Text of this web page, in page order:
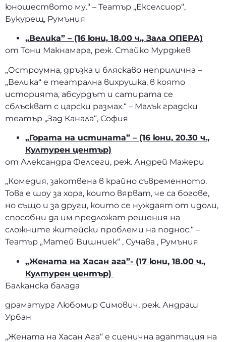
юношеството му.“ – Театър „Екселсиор“,
Букурещ, Румъния
„Велика” – (16 юни, 18.00 ч., Зала ОПЕРА)
от Тони Макнамара, реж. Стайко Мурджев
„Остроумна, дръзка и бляскаво неприлична –
„Велика“ е театрална вихрушка, в която
историята, абсурдът и сатирата се
сблъскват с царски размах.“ – Малък градски
театър „Зад Канала“, София
„Гората на истината” – (16 юни, 20.30 ч.,
Културен център)
от Александра Фелсеги, реж. Андрей Мажери
„Комедия, закотвена в крайно съвременното.
Това е шоу за хора, които вярват, че са богове,
но също и за други, които се нуждаят от идоли,
способни да им предложат решения на
сложните житейски проблеми на поднос.“ –
Театър „Матей Вишниек“ , Сучава , Румъния
„Жената на Хасан ага”- (17 юни, 18.00 ч.,
Културен център)
Балканска балада
драматург Любомир Симович, реж. Андраш
Урбан
„Жената на Хасан Ага“ е сценична адаптация на